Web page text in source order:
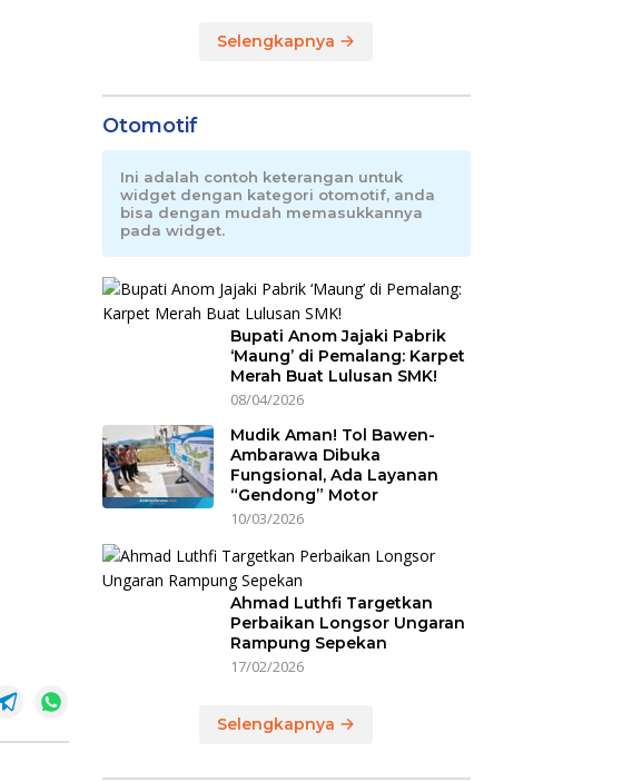
Selengkapnya
Otomotif
Ini adalah contoh keterangan untuk
widget dengan kategori otomotif, anda
bisa dengan mudah memasukkannya
pada widget.
Bupati Anom Jajaki Pabrik
‘Maung’ di Pemalang: Karpet
Merah Buat Lulusan SMK!
08/04/2026
Mudik Aman! Tol Bawen-
Ambarawa Dibuka
Fungsional, Ada Layanan
“Gendong” Motor
10/03/2026
Ahmad Luthfi Targetkan
Perbaikan Longsor Ungaran
Rampung Sepekan
17/02/2026
Selengkapnya